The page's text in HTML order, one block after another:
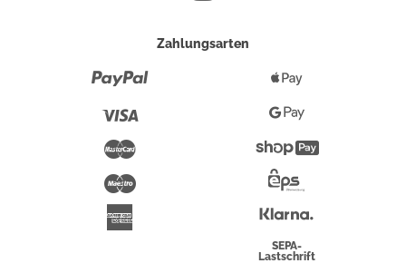
Zahlungsarten
Maestro
Pay
Google
Pay
Überweisung
SEPA-
Lastschrift